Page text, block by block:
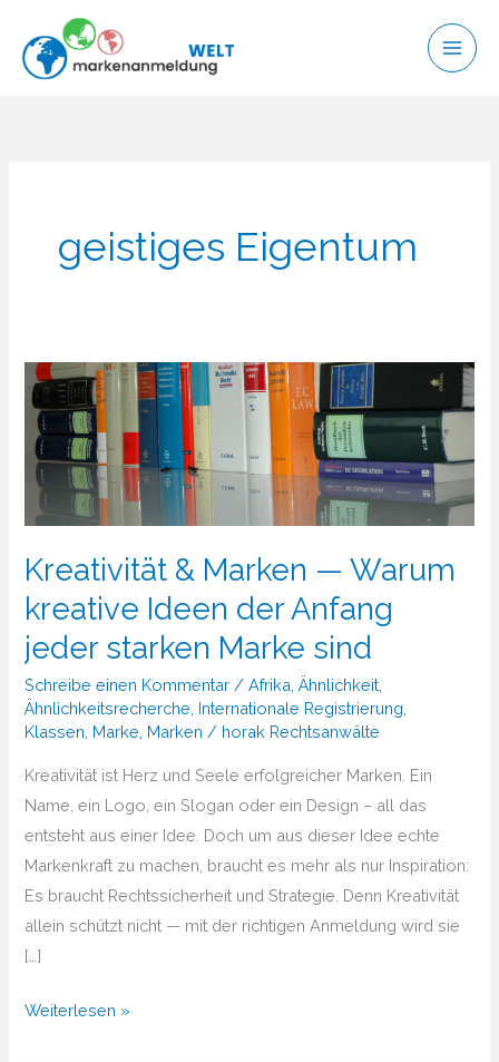
Inhalt
springen
geistiges Eigentum
Kreativität & Marken — Warum
kreative Ideen der Anfang
jeder starken Marke sind
Schreibe einen Kommentar /Afrika ,Ähnlichkeit
Ähnlichkeitsrecherche Internationale Registrierung
Klassen Marke Marken / horak Rechtsanwälte
Kreativität ist Herz und Seele erfolgreicher Marken. Ein
Name, ein Logo, ein Slogan oder ein Design – all das
entsteht aus einer Idee. Doch um aus dieser Idee echte
Markenkraft zu machen, braucht es mehr als nur Inspiration:
Es braucht Rechtssicherheit und Strategie. Denn Kreativität
allein schützt nicht — mit der richtigen Anmeldung wird sie
[…]
Kreativität
Weiterlesen »